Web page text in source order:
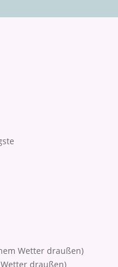
Wetter draußen)
draußen)